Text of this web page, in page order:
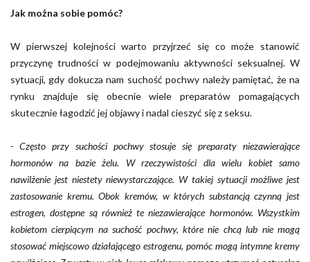
Jak można sobie pomóc?
W pierwszej kolejności warto przyjrzeć się co może stanowić
przyczynę trudności w podejmowaniu aktywności seksualnej. W
sytuacji, gdy dokucza nam suchość pochwy należy pamiętać, że na
rynku znajduje się obecnie wiele preparatów pomagających
skutecznie łagodzić jej objawy i nadal cieszyć się z seksu.
- Często przy suchości pochwy stosuje się preparaty niezawierające
hormonów na bazie żelu. W rzeczywistości dla wielu kobiet samo
nawilżenie jest niestety niewystarczające. W takiej sytuacji możliwe jest
zastosowanie kremu. Obok kremów, w których substancją czynną jest
estrogen, dostępne są również te niezawierające hormonów. Wszystkim
kobietom cierpiącym na suchość pochwy, które nie chcą lub nie mogą
stosować miejscowo działającego estrogenu, pomóc mogą intymne kremy